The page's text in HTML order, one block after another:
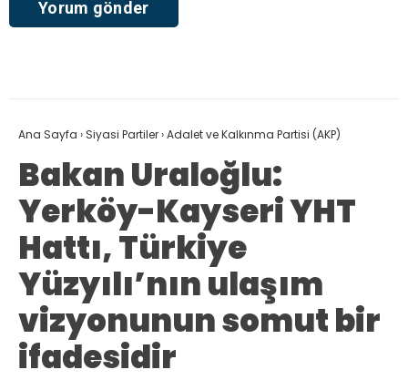
Ana Sayfa › Siyasi Partiler›Adalet ve Kalkınma Partisi (AKP)
Bakan Uraloğlu:
Yerköy-Kayseri YHT
Hattı, Türkiye
Yüzyılı’nın ulaşım
vizyonunun somut bir
ifadesidir